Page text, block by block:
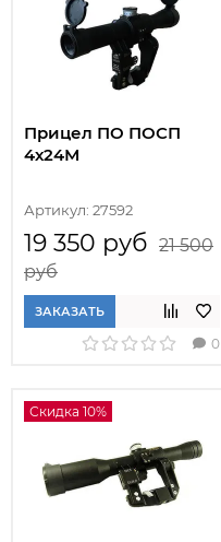
Прицел ПО ПОСП
4х24М
Артикул: 27592
19 350 руб 21 500
руб
ЗАКАЗАТЬ
0
Скидка 10%